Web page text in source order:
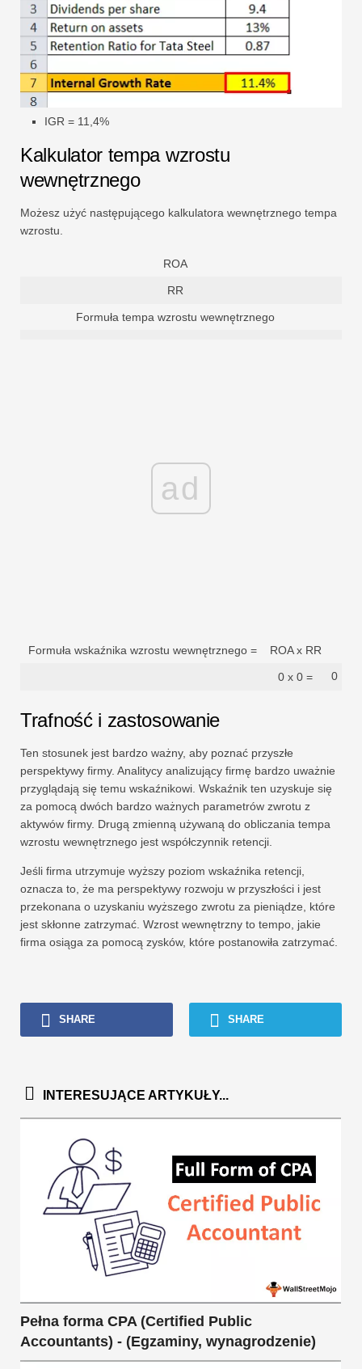
IGR = 11,4%
Kalkulator tempa wzrostu
wewnętrznego
Możesz użyć następującego kalkulatora wewnętrznego tempa
wzrostu.
ROA
RR
Formuła tempa wzrostu wewnętrznego
ad
Formuła wskaźnika wzrostu wewnętrznego = ROA x RR
0 x 0 = 0
Trafność i zastosowanie
Ten stosunek jest bardzo ważny, aby poznać przyszłe
perspektywy firmy. Analitycy analizujący firmę bardzo uważnie
przyglądają się temu wskaźnikowi. Wskaźnik ten uzyskuje się
za pomocą dwóch bardzo ważnych parametrów zwrotu z
aktywów firmy. Drugą zmienną używaną do obliczania tempa
wzrostu wewnętrznego jest współczynnik retencji.
Jeśli firma utrzymuje wyższy poziom wskaźnika retencji,
oznacza to, że ma perspektywy rozwoju w przyszłości i jest
przekonana o uzyskaniu wyższego zwrotu za pieniądze, które
jest skłonne zatrzymać. Wzrost wewnętrzny to tempo, jakie
firma osiąga za pomocą zysków, które postanowiła zatrzymać.
SHARE SHARE
INTERESUJĄCE ARTYKUŁY...
Pełna forma CPA (Certified Public
Accountants) - (Egzaminy, wynagrodzenie)